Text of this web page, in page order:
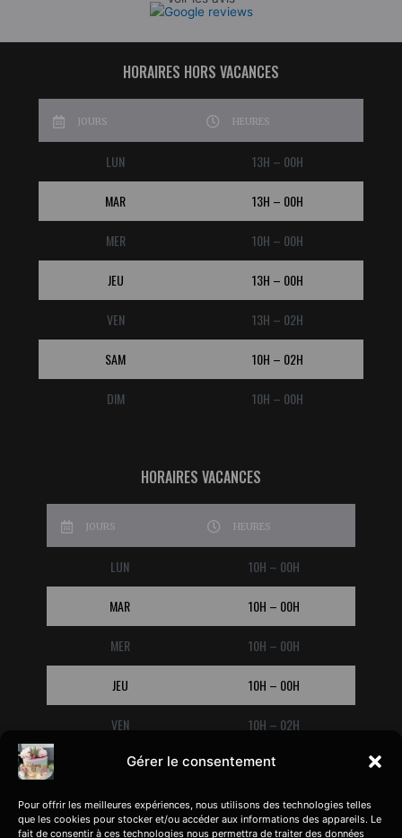
Gérer le consentement
Pour offrir les meilleures expériences, nous utilisons des technologies telles
que les cookies pour stocker et/ou accéder aux informations des appareils. Le
fait de consentir à ces technologies nous permettra de traiter des données
HORAIRES HORS VACANCES
JOURS HEURES
LUN 13H – 00H
MAR 13H – 00H
MER 10H – 00H
JEU 13H – 00H
VEN 13H – 02H
SAM 10H – 02H
DIM 10H – 00H
HORAIRES VACANCES
JOURS HEURES
LUN 10H – 00H
MAR 10H – 00H
MER 10H – 00H
JEU 10H – 00H
VEN 10H – 02H
SAM 10H – 02H
DIM 10H – 00H